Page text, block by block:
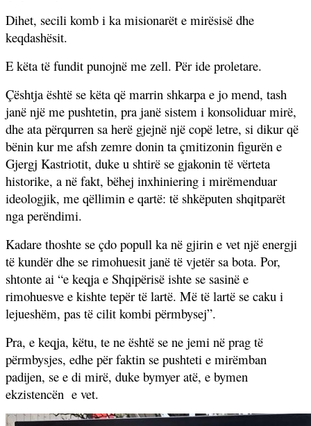
Dihet, secili komb i ka misionarët e mirësisë dhe
keqdashësit.
E këta të fundit punojnë me zell. Për ide proletare.
Çështja është se këta që marrin shkarpa e jo mend, tash
janë një me pushtetin, pra janë sistem i konsoliduar mirë,
dhe ata përqurren sa herë gjejnë një copë letre, si dikur që
bënin kur me afsh zemre donin ta çmitizonin figurën e
Gjergj Kastriotit, duke u shtirë se gjakonin të vërteta
historike, a në fakt, bëhej inxhiniering i mirëmenduar
ideologjik, me qëllimin e qartë: të shkëputen shqitparët
nga perëndimi.
Kadare thoshte se çdo popull ka në gjirin e vet një energji
të kundër dhe se rimohuesit janë të vjetër sa bota. Por,
shtonte ai “e keqja e Shqipërisë ishte se sasinë e
rimohuesve e kishte tepër të lartë. Më të lartë se caku i
lejueshëm, pas të cilit kombi përmbysej”.
Pra, e keqja, këtu, te ne është se ne jemi në prag të
përmbysjes, edhe për faktin se pushteti e mirëmban
padijen, se e di mirë, duke bymyer atë, e bymen
ekzistencën e vet.